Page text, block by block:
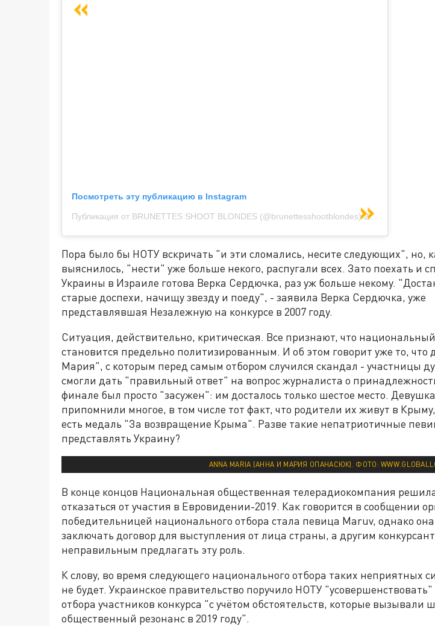
Посмотреть эту публикацию в Instagram
Публикация от BRUNETTES SHOOT BLONDES (@brunettesshootblondes) 23 Фев 2019 в 12:21 PST
Пора было бы НОТУ вскричать "и эти сломались, несите следующих", но,
выяснилось, "нести" уже больше некого, распугали всех. Зато поехать и
Украины в Израиле готова Верка Сердючка, раз уж больше некому.
старые доспехи, начищу звезду и поеду", - заявила Верка Сердючка, уже
представлявшая Незалежную на конкурсе в 2007 году.
Ситуация, действительно, критическая. Все признают, что
становится предельно политизированным. И об этом говорит уже то, что
Мария", с которым перед самым отбором случился скандал - участницы
смогли дать "правильный ответ" на вопрос журналиста о
финале был просто "засужен": им досталось только шестое место.
припомнили многое, в том числе тот факт, что родители их живут в
есть медаль "За возвращение Крыма". Разве такие непатриотичные
представлять Украину?
ANNA MARIA (АННА И МАРИЯ ОПАНАСЮК). ФОТО:
В конце концов Национальная общественная телерадиокомпания
отказаться от участия в Евровидении-2019. Как говорится в сообщении
победительницей национального отбора стала певица Maruv, однако она
заключать договор для выступления от лица страны, а другим
неправильным предлагать эту роль.
К слову, во время следующего национального отбора таких неприятных
не будет. Украинское правительство поручило НОТУ
отбора участников конкурса "с учётом обстоятельств, которые вызывали
общественный резонанс в 2019 году".